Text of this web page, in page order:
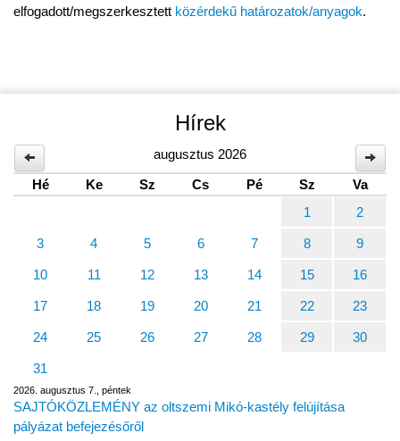
elfogadott/megszerkesztett közérdekű határozatok/anyagok.
Hírek
augusztus 2026
Hé
Ke Sz Cs Pé Sz
Va
1
2
3 4 5 6 7 8 9
10 11 12 13 14 15 16
17 18 19 20 21 22 23
24 25 26 27 28 29 30
31
2026. augusztus 7., péntek
SAJTÓKÖZLEMÉNY az oltszemi Mikó-kastély felújítása
pályázat befejezésőről